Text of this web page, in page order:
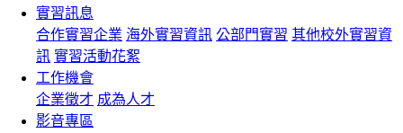
實習訊息
合作實習企業 海外實習資訊 公部門實習 其他校外實習資
訊 實習活動花絮
工作機會
企業徵才 成為人才
影音專區